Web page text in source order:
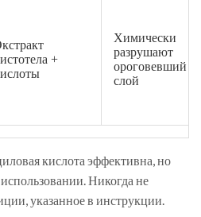
+
Химически
разрушают
ороговевший
слой
кислота эффективна, но
Никогда не
указанное в инструкции.